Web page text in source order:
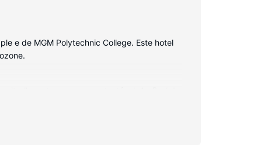
e de MGM Polytechnic College. Este hotel
e artigos de higiene exclusivos. As